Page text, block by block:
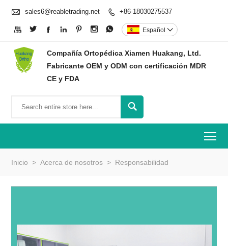
 sales6@reabletrading.net  +86-18030275537
       Español 
Compañía Ortopédica Xiamen Huakang, Ltd.
Fabricante OEM y ODM con certificación MDR
CE y FDA

Inicio > Acerca de nosotros > Responsabilidad